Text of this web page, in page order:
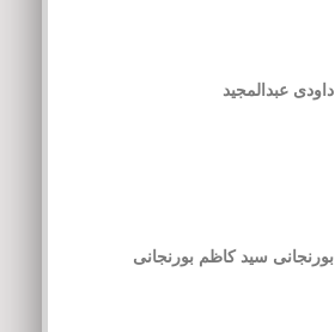
داودی عبدالمجید
بورنجانی سید کاظم بورنجانی